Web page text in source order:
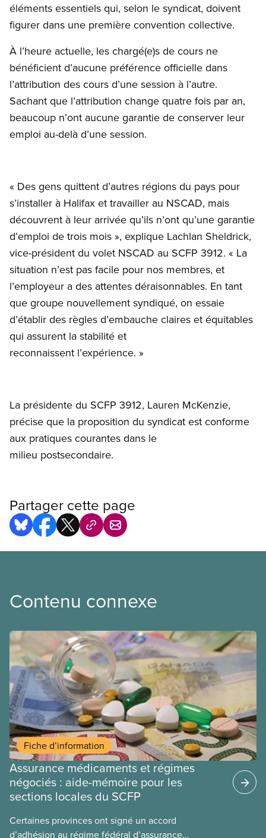
éléments essentiels qui, selon le syndicat, doivent
figurer dans une première convention collective.
À l’heure actuelle, les chargé(e)s de cours ne
bénéficient d’aucune préférence officielle dans
l’attribution des cours d’une session à l’autre.
Sachant que l’attribution change quatre fois par an,
beaucoup n’ont aucune garantie de conserver leur
emploi au-delà d’une session.
« Des gens quittent d’autres régions du pays pour
s’installer à Halifax et travailler au NSCAD, mais
découvrent à leur arrivée qu’ils n’ont qu’une garantie
d’emploi de trois mois », explique Lachlan Sheldrick,
vice-président du volet NSCAD au SCFP 3912. « La
situation n’est pas facile pour nos membres, et
l’employeur a des attentes déraisonnables. En tant
que groupe nouvellement syndiqué, on essaie
d’établir des règles d’embauche claires et équitables
qui assurent la stabilité et
reconnaissent l’expérience. »
La présidente du SCFP 3912, Lauren McKenzie,
précise que la proposition du syndicat est conforme
aux pratiques courantes dans le
milieu postsecondaire.
Partager cette page
Contenu connexe
Fiche d’information
Assurance médicaments et régimes
négociés : aide-mémoire pour les
sections locales du SCFP
Certaines provinces ont signé un accord
d’adhésion au régime fédéral d’assurance